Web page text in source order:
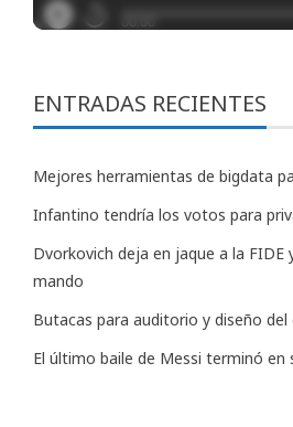
ENTRADAS RECIENTES
Mejores herramientas de bigdata
Infantino tendría los votos para
Dvorkovich deja en jaque a la FIDE
mando
Butacas para auditorio y diseño del
El último baile de Messi terminó en